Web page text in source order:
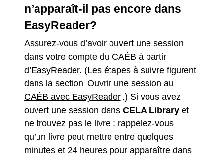
n’apparaît-il pas encore dans
EasyReader?
Assurez-vous d’avoir ouvert une session
dans votre compte du CAÉB à partir
d’EasyReader. (Les étapes à suivre figurent
dans la section Ouvrir une session au
CAÉB avec EasyReader .) Si vous avez
ouvert une session dans CELA Libraryet
ne trouvez pas le livre : rappelez-vous
qu’un livre peut mettre entre quelques
minutes et 24 heures pour apparaître dans